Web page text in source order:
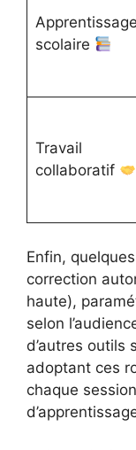
Apprentissage
scolaire
Travail
collaboratif
Enfin,
correction
haute),
selon
d’autres outils
adoptant ces
chaque